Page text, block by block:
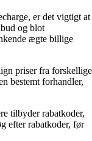
er det vigtigt at
og blot
ægte billige
priser fra forskellige
bestemt forhandler,
tilbyder rabatkoder,
efter rabatkoder, før